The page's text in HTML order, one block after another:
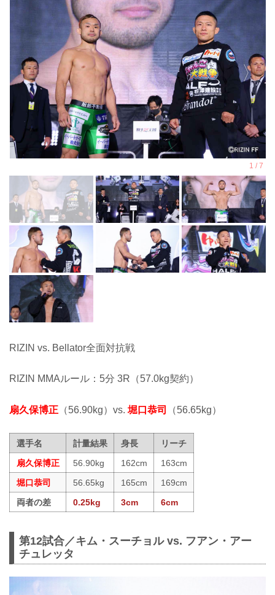
RIZIN vs. Bellator全面対抗戦
RIZIN MMAルール：5分 3R（57.0kg契約）
扇久保博正 （56.90kg）vs. 堀口恭司 （56.65kg）
選手名 計量結果 身長
リーチ
扇久保博正
56.90kg 162cm
163cm
堀口恭司
56.65kg 165cm
169cm
両者の差
0.25kg 3cm 6cm
第12試合／キム・スーチョル vs. フアン・アー
チュレッタ